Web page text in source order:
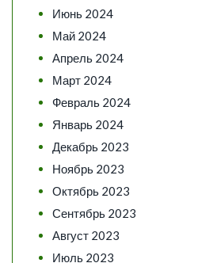
Июнь 2024
Май 2024
Апрель 2024
Март 2024
Февраль 2024
Январь 2024
Декабрь 2023
Ноябрь 2023
Октябрь 2023
Сентябрь 2023
Август 2023
Июль 2023